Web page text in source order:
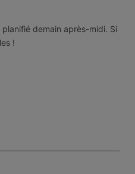
demain après-midi. Si
!